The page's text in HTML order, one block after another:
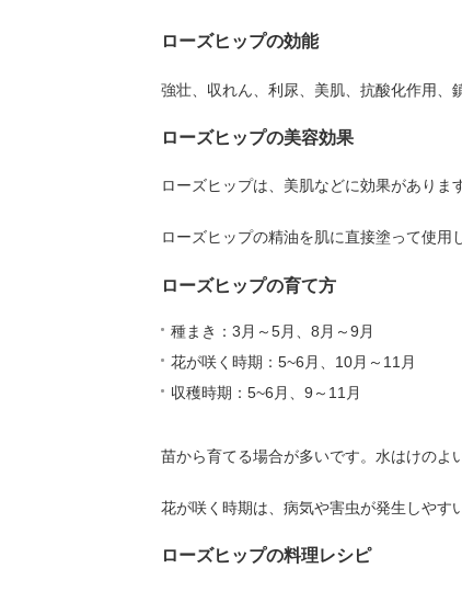
ローズヒップの効能
強壮、収れん、利尿、美肌、抗酸化作用、
ローズヒップの美容効果
ローズヒップは、美肌などに効果がありま
ローズヒップの精油を肌に直接塗って使用
ローズヒップの育て方
種まき：3月～5月、8月～9月
花が咲く時期：5~6月、10月～11月
収穫時期：5~6月、9～11月
苗から育てる場合が多いです。水はけのよ
花が咲く時期は、病気や害虫が発生しやす
ローズヒップの料理レシピ